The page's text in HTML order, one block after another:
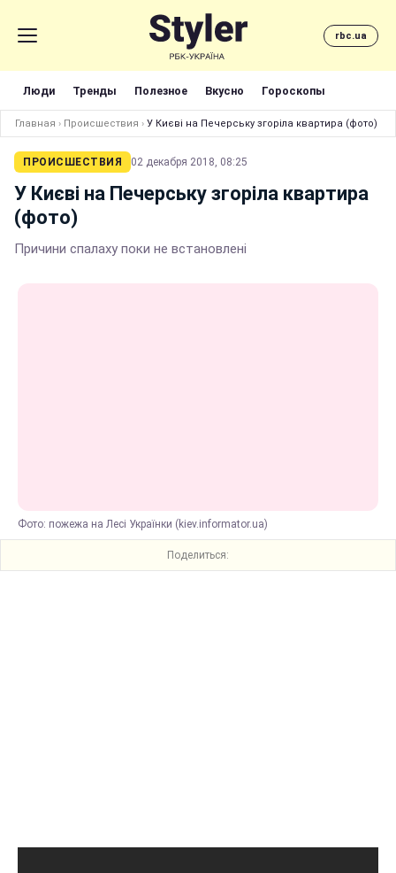
rbc.ua
Люди Тренды Полезное Вкусно Гороскопы
Главная › Происшествия › У Києві на Печерську згоріла квартира (фото)
ПРОИСШЕСТВИЯ 02 декабря 2018, 08:25
У Києві на Печерську згоріла квартира
(фото)
Причини спалаху поки не встановлені
Фото: пожежа на Лесі Українки (kiev.informator.ua)
Поделиться: